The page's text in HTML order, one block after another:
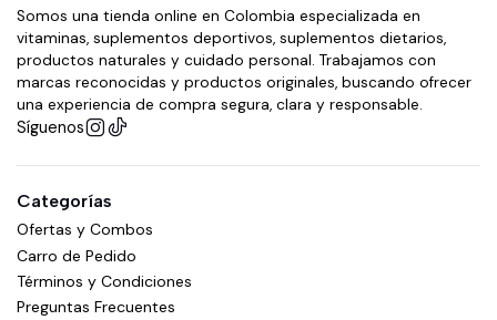
Somos una tienda online en Colombia especializada en
vitaminas, suplementos deportivos, suplementos dietarios,
productos naturales y cuidado personal. Trabajamos con
marcas reconocidas y productos originales, buscando ofrecer
una experiencia de compra segura, clara y responsable.
Síguenos
Categorías
Ofertas y Combos
Carro de Pedido
Términos y Condiciones
Preguntas Frecuentes